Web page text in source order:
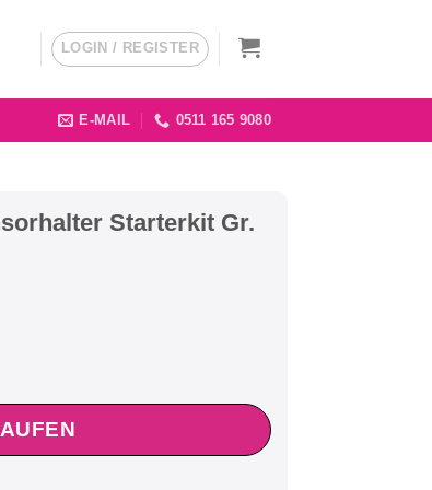
LOGIN / REGISTER
E-MAIL 0511 165 9080
Starterkit Gr.